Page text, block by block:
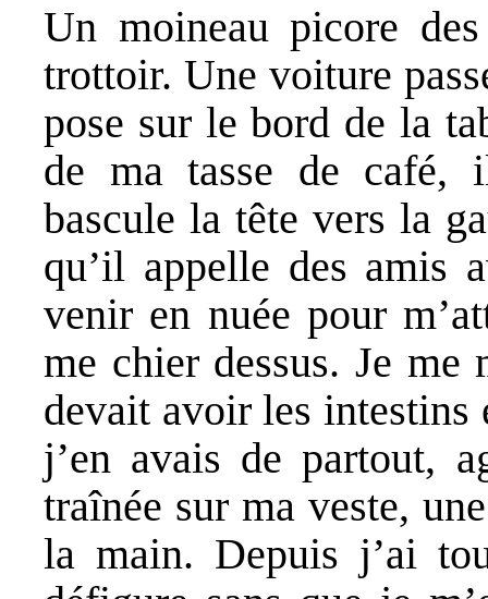
Un moineau picore
trottoir. Une voiture
pose sur le bord de la
de ma tasse de café,
bascule la tête vers la
qu’il appelle des amis
venir en nuée pour
me chier dessus. Je me
devait avoir les intestins
j’en avais de partout,
traînée sur ma veste,
la main. Depuis j’ai